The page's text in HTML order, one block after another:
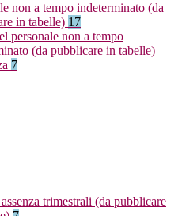
non a tempo indeterminato (da
in tabelle) 17
personale non a tempo
(da pubblicare in tabelle)
7
trimestrali (da pubblicare